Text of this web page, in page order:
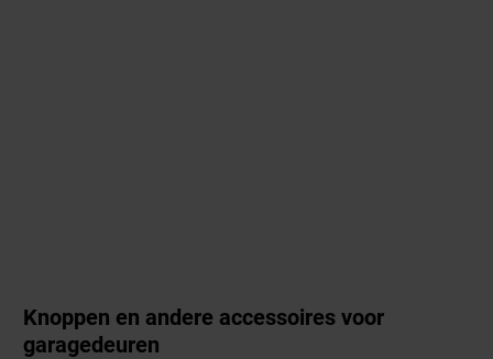
Knoppen en andere accessoires voor
garagedeuren